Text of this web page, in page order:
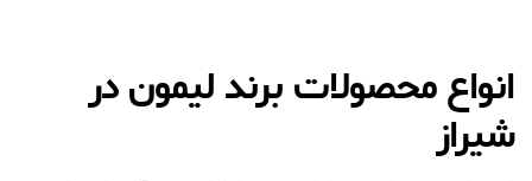
انواع محصولات برند لیمون در
شیراز